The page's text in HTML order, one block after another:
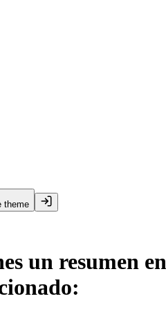
theme
un resumen